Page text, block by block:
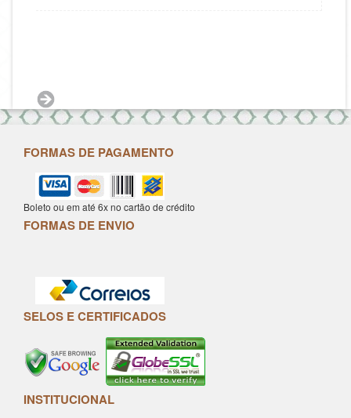
FORMAS DE PAGAMENTO
Boleto ou em até 6x no cartão de crédito
FORMAS DE ENVIO
SELOS E CERTIFICADOS
INSTITUCIONAL